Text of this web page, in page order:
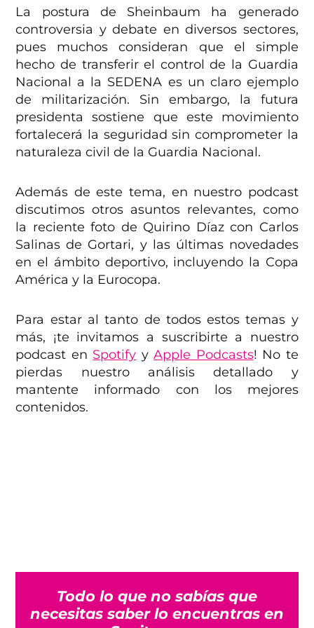
La postura de Sheinbaum ha generado
controversia y debate en diversos sectores,
pues muchos consideran que el simple
hecho de transferir el control de la Guardia
Nacional a la SEDENA es un claro ejemplo
de militarización. Sin embargo, la futura
presidenta sostiene que este movimiento
fortalecerá la seguridad sin comprometer la
naturaleza civil de la Guardia Nacional.
Además de este tema, en nuestro podcast
discutimos otros asuntos relevantes, como
la reciente foto de Quirino Díaz con Carlos
Salinas de Gortari, y las últimas novedades
en el ámbito deportivo, incluyendo la Copa
América y la Eurocopa.
Para estar al tanto de todos estos temas y
más, ¡te invitamos a suscribirte a nuestro
podcast en Spotify yApple Podcasts! No te
pierdas nuestro análisis detallado y
mantente informado con los mejores
contenidos.
Todo lo que no sabías que
necesitas saber lo encuentras en